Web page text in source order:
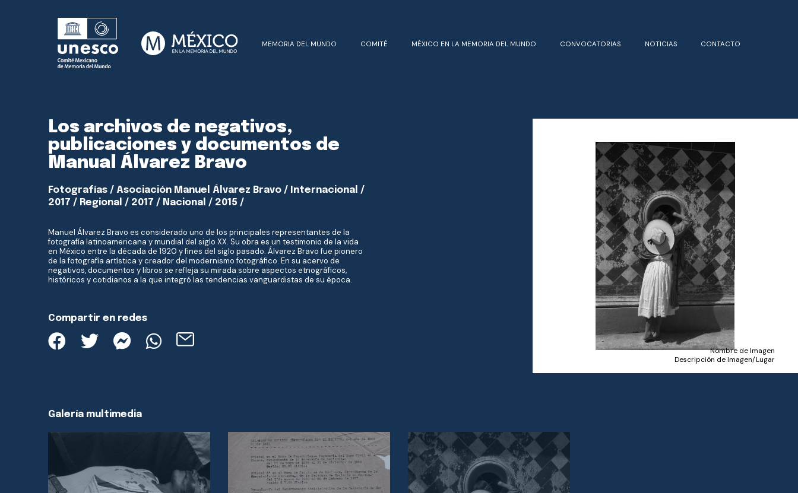
MEMORIA DEL MUNDO COMITÉ MÉXICO EN LA MEMORIA DEL MUNDO CONVOCATORIAS NOTICIAS CONTACTO
Los archivos de negativos,
publicaciones y documentos de
Manual Álvarez Bravo
Fotografías / Asociación Manuel Álvarez Bravo / Internacional /
2017 / Regional / 2017 / Nacional / 2015 /
Manuel Álvarez Bravo es considerado uno de los principales representantes de la
fotografía latinoamericana y mundial del siglo XX. Su obra es un testimonio de la vida
en México entre la década de 1920 y fines del siglo pasado. Álvarez Bravo fue pionero
de la fotografía artística y creador del modernismo fotográfico. En su acervo de
negativos, documentos y libros se refleja su mirada sobre aspectos etnográficos,
históricos y cotidianos a la que integró las tendencias vanguardistas de su época.
Compartir en redes
Nombre de Imagen
Descripción de Imagen/Lugar
Galería multimedia